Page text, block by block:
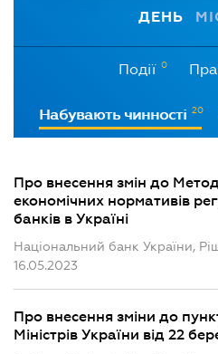
ДЕНЬ
Події 0
Набувають чинності 20
Про внесення змін до
економічних нормативів
банків в Україні
Національний банк України,
16.05.2023
Про внесення зміни до
Міністрів України від 22